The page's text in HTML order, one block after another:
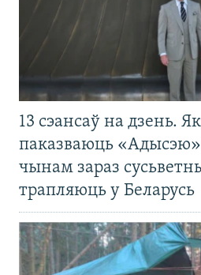
13 сэансаў на дзень.
паказваюць
чынам зараз
трапляюць у Беларусь